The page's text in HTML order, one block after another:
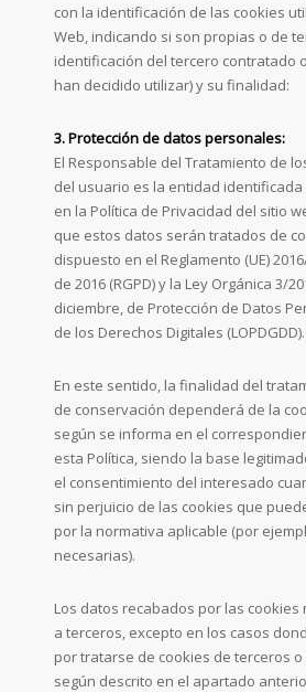
con la identificación de las cookies
Web, indicando si son propias o de
identificación del tercero contratado
han decidido utilizar) y su finalidad:
3. Protección de datos personales:
El Responsable del Tratamiento de
del usuario es la entidad identificada
en la Política de Privacidad del sitio
que estos datos serán tratados de
dispuesto en el Reglamento (UE)
de 2016 (RGPD) y la Ley Orgánica 3/
diciembre, de Protección de Datos
de los Derechos Digitales (LOPDGDD).
En este sentido, la finalidad del
de conservación dependerá de la
según se informa en el
esta Política, siendo la base
el consentimiento del interesado
sin perjuicio de las cookies que
por la normativa aplicable (por
necesarias).
Los datos recabados por las cookies
a terceros, excepto en los casos
por tratarse de cookies de terceros
según descrito en el apartado